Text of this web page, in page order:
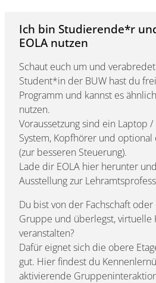
Ich bin Studierende*r
EOLA nutzen
Schaut euch um und
Student*in der BUW hast du
Programm und kannst es
nutzen.
Voraussetzung sind ein Laptop
System, Kopfhörer und
(zur besseren Steuerung).
Lade dir EOLA hier herunter
Ausstellung zur
Du bist von der Fachschaft
Gruppe und überlegst, virtuelle
veranstalten?
Dafür eignet sich die obere
gut. Hier findest du
aktivierende